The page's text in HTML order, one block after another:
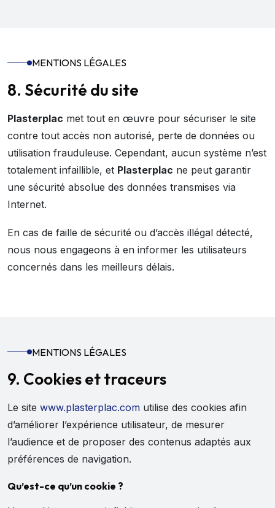
MENTIONS LÉGALES
8. Sécurité du site
Plasterplac met tout en œuvre pour sécuriser le site
contre tout accès non autorisé, perte de données ou
utilisation frauduleuse. Cependant, aucun système n’est
totalement infaillible, et Plasterplac ne peut garantir
une sécurité absolue des données transmises via
Internet.
En cas de faille de sécurité ou d’accès illégal détecté,
nous nous engageons à en informer les utilisateurs
concernés dans les meilleurs délais.
MENTIONS LÉGALES
9. Cookies et traceurs
Le site www.plasterplac.com utilise des cookies afin
d’améliorer l’expérience utilisateur, de mesurer
l’audience et de proposer des contenus adaptés aux
préférences de navigation.
Qu’est-ce qu’un cookie ?